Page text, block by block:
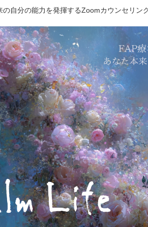
自分の能力を発揮するZoomカウンセリン